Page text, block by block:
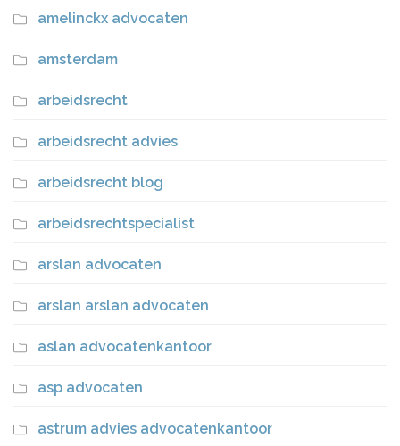
amelinckx advocaten
amsterdam
arbeidsrecht
arbeidsrecht advies
arbeidsrecht blog
arbeidsrechtspecialist
arslan advocaten
arslan arslan advocaten
aslan advocatenkantoor
asp advocaten
astrum advies advocatenkantoor